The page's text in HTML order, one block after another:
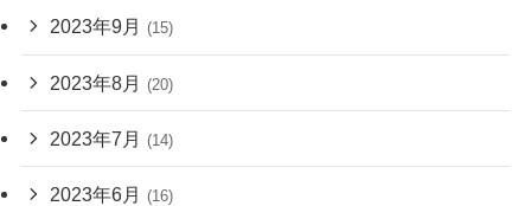
2023年9月 (15)
2023年8月 (20)
2023年7月 (14)
2023年6月 (16)